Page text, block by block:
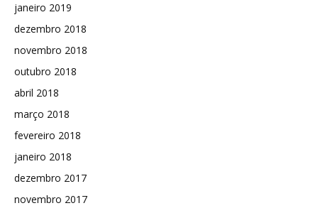
janeiro 2019
dezembro 2018
novembro 2018
outubro 2018
abril 2018
março 2018
fevereiro 2018
janeiro 2018
dezembro 2017
novembro 2017